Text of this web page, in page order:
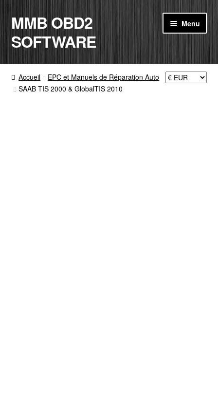
Aller
à
la
Aller
au
contenu
MMB OBD2
SOFTWARE
Menu
ACCUEIL
BOUTIQUE
Accueil
EPC et Manuels de Réparation Auto
SAAB TIS 2000 & GlobalTIS 2010